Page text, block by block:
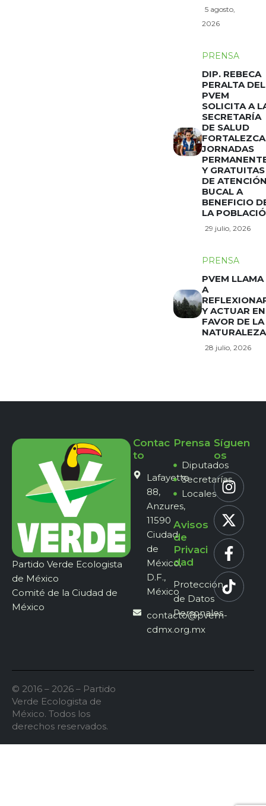
5 agosto,
2026
PRENSA
DIP. REBECA
PERALTA DEL
PVEM
SOLICITA A
SECRETARÍA
DE SALUD
FORTALEZCA
JORNADAS
Y GRATUITAS
DE
BUCAL A
BENEFICIO
LA
29 julio, 2026
PRENSA
PVEM LLAMA
A
Y ACTUAR EN
FAVOR DE LA
NATURALEZA
28 julio, 2026
Partido Verde Ecologista
de México
Comité de la Ciudad de
México
Contac
to
Lafayette
88,
Anzures,
11590
Ciudad
de
México,
D.F.,
México
contacto@pvem-
cdmx.org.mx
Prensa
Diputados
Secretarías
Locales
Avisos
de
Privaci
dad
Protección
de Datos
Personales
Síguen
os
© 2016 – 2026 – Partido
Verde Ecologista de
México. Todos los
derechos reservados.